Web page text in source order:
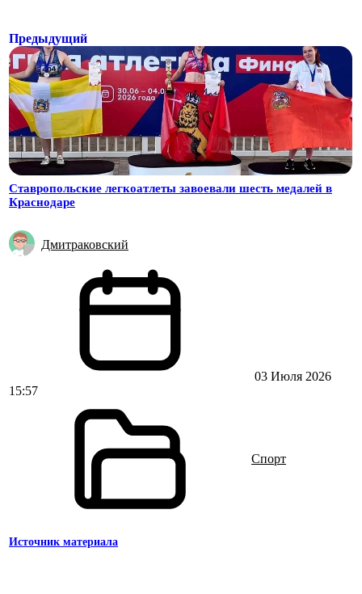
Предыдущий
Ставропольские легкоатлеты завоевали шесть медалей в
Краснодаре
Дмитраковский
03 Июля 2026
15:57
Спорт
Источник материала